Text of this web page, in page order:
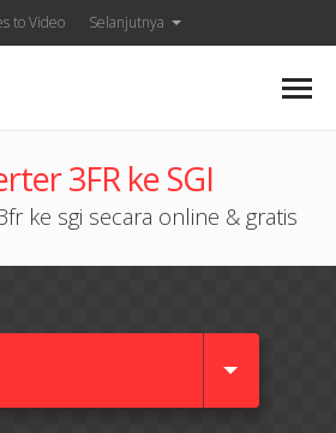
to Video Selanjutnya
3FR ke SGI
ke sgi secara online & gratis